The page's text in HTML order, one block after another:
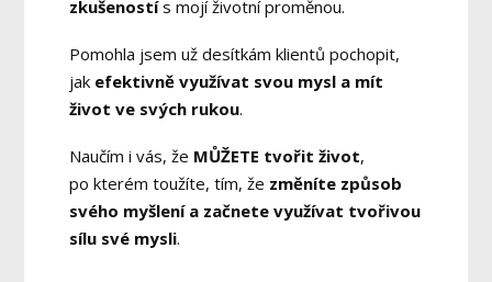
zkušenostís mojí životní proměnou.
Pomohla jsem už desítkám klientů pochopit,
jak efektivně využívat svou mysl a mít
život ve svých rukou.
Naučím i vás, že MŮŽETE tvořit život,
po kterém toužíte, tím, že změníte způsob
svého myšlení a začnete využívat tvořivou
sílu své mysli.